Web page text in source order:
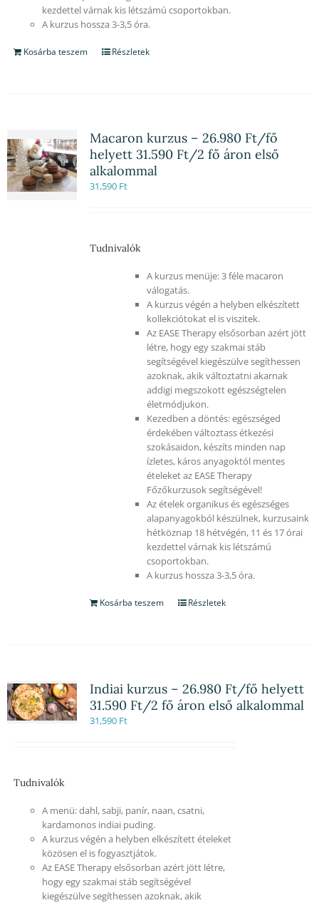
kezdettel várnak kis létszámú csoportokban.
A kurzus hossza 3-3,5 óra.
Kosárba teszem Részletek
Macaron kurzus – 26.980 Ft/fő
helyett 31.590 Ft/2 fő áron első
alkalommal
31,590 Ft
Tudnivalók
A kurzus menüje: 3 féle macaron
válogatás.
A kurzus végén a helyben elkészített
kollekciótokat el is viszitek.
Az EASE Therapy elsősorban azért jött
létre, hogy egy szakmai stáb
segítségével kiegészülve segíthessen
azoknak, akik változtatni akarnak
addigi megszokott egészségtelen
életmódjukon.
Kezedben a döntés: egészséged
érdekében változtass étkezési
szokásaidon, készíts minden nap
ízletes, káros anyagoktól mentes
ételeket az EASE Therapy
Főzőkurzusok segítségével!
Az ételek organikus és egészséges
alapanyagokból készülnek, kurzusaink
hétköznap 18 hétvégén, 11 és 17 órai
kezdettel várnak kis létszámú
csoportokban.
A kurzus hossza 3-3,5 óra.
Kosárba teszem Részletek
Indiai kurzus – 26.980 Ft/fő helyett
31.590 Ft/2 fő áron első alkalommal
31,590 Ft
Tudnivalók
A menü: dahl, sabji, panír, naan, csatni,
kardamonos indiai puding.
A kurzus végén a helyben elkészített ételeket
közösen el is fogyasztjátok.
Az EASE Therapy elsősorban azért jött létre,
hogy egy szakmai stáb segítségével
kiegészülve segíthessen azoknak, akik